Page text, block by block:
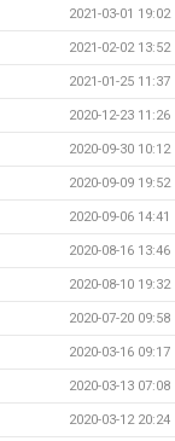
2021-03-01 19:02
2021-02-02 13:52
2021-01-25 11:37
2020-12-23 11:26
2020-09-30 10:12
2020-09-09 19:52
2020-09-06 14:41
2020-08-16 13:46
2020-08-10 19:32
2020-07-20 09:58
2020-03-16 09:17
2020-03-13 07:08
2020-03-12 20:24